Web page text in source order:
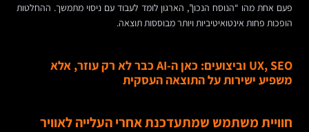
פעם אחת מהו “הנוסח הנכון”, הארגון לומד לעבוד עם ניסוי מתמשך. ההחלטות
הופכות פחות אינטואיטיביות ויותר מבוססות תוצאה.
UX, SEO וביצועים: כאן ה-AI כבר לא רק עוזר, אלא
משפיע ישירות על התוצאה העסקית
חוויית משתמש שמתעדכנת אחרי העלייה לאוויר